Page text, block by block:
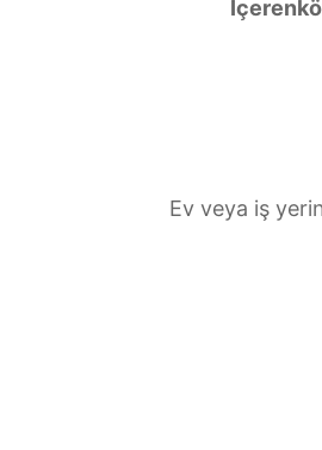
Ev veya iş